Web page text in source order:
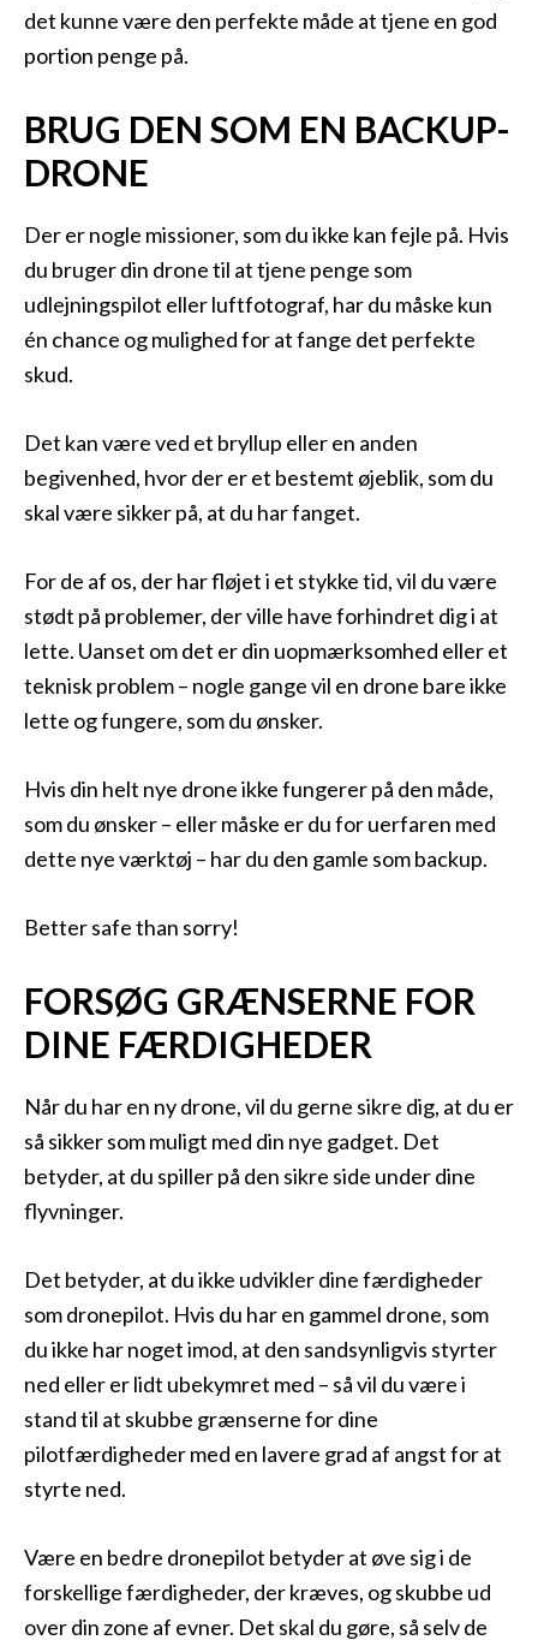
det kunne være den perfekte måde at tjene en god
portion penge på.
BRUG DEN SOM EN BACKUP-
DRONE
Der er nogle missioner, som du ikke kan fejle på. Hvis
du bruger din drone til at tjene penge som
udlejningspilot eller luftfotograf, har du måske kun
én chance og mulighed for at fange det perfekte
skud.
Det kan være ved et bryllup eller en anden
begivenhed, hvor der er et bestemt øjeblik, som du
skal være sikker på, at du har fanget.
For de af os, der har fløjet i et stykke tid, vil du være
stødt på problemer, der ville have forhindret dig i at
lette. Uanset om det er din uopmærksomhed eller et
teknisk problem – nogle gange vil en drone bare ikke
lette og fungere, som du ønsker.
Hvis din helt nye drone ikke fungerer på den måde,
som du ønsker – eller måske er du for uerfaren med
dette nye værktøj – har du den gamle som backup.
Better safe than sorry!
FORSØG GRÆNSERNE FOR
DINE FÆRDIGHEDER
Når du har en ny drone, vil du gerne sikre dig, at du er
så sikker som muligt med din nye gadget. Det
betyder, at du spiller på den sikre side under dine
flyvninger.
Det betyder, at du ikke udvikler dine færdigheder
som dronepilot. Hvis du har en gammel drone, som
du ikke har noget imod, at den sandsynligvis styrter
ned eller er lidt ubekymret med – så vil du være i
stand til at skubbe grænserne for dine
pilotfærdigheder med en lavere grad af angst for at
styrte ned.
Være en bedre dronepilot betyder at øve sig i de
forskellige færdigheder, der kræves, og skubbe ud
over din zone af evner. Det skal du gøre, så selv de